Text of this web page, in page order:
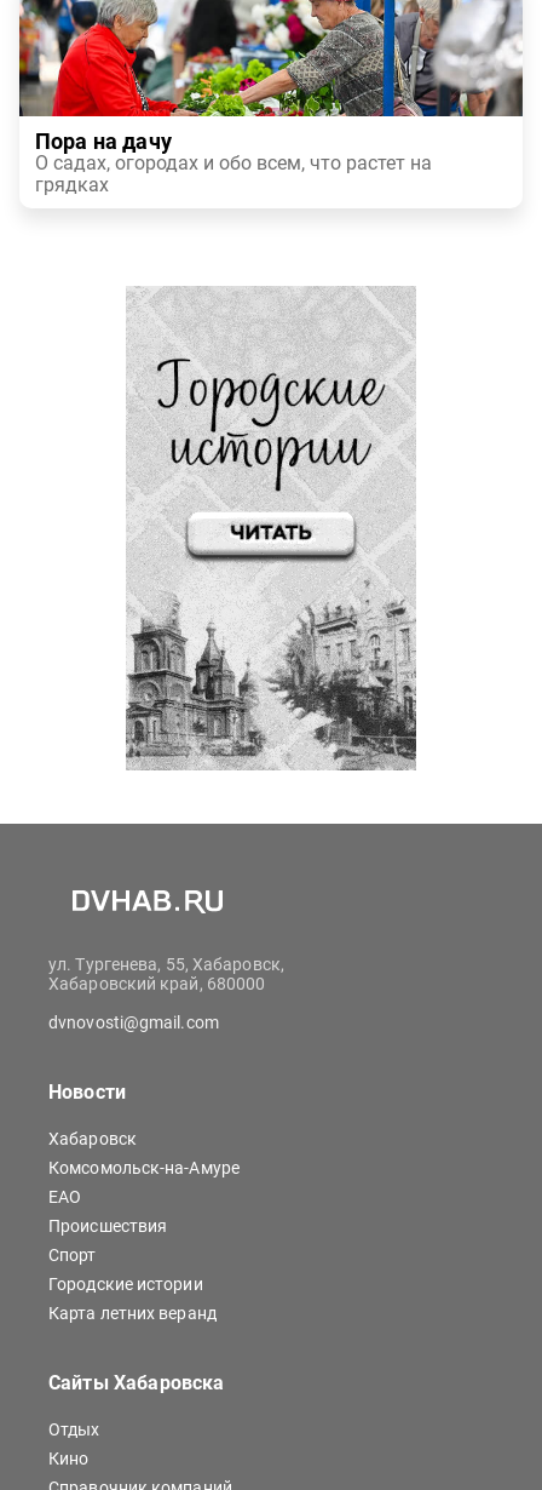
Пора на дачу
О садах, огородах и обо всем, что растет на
грядках
ул. Тургенева, 55, Хабаровск,
Хабаровский край, 680000
dvnovosti@gmail.com
Новости
Хабаровск
Комсомольск-на-Амуре
ЕАО
Происшествия
Спорт
Городские истории
Карта летних веранд
Сайты Хабаровска
Отдых
Кино